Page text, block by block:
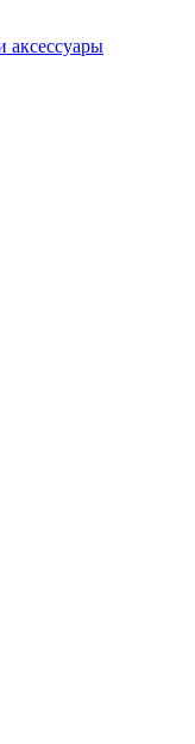
аксессуары